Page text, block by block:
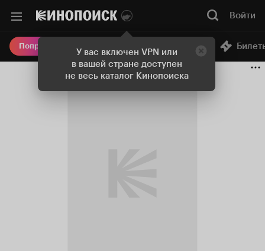
У вас включен VPN или
в вашей стране доступен
не весь каталог Кинопоиска
Войти
Попробовать Плюс Онлайн-кинотеатр